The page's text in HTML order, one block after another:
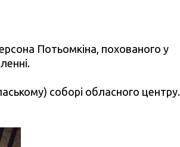
Потьомкіна, похованого у
соборі обласного центру.